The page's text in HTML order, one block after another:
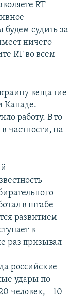
RT
будем судить за
ничего
RT во всем
вещание
Канаде.
работу. В то
частности, на
в штабе
развитием
в
раз призывал
российские
удары по
человек, – 10